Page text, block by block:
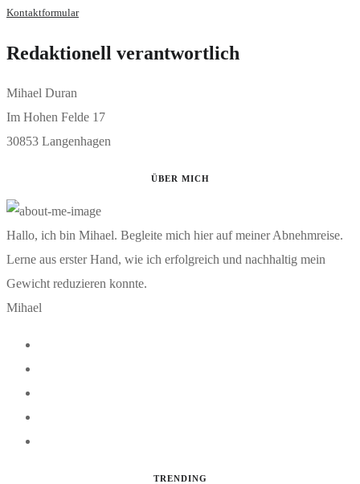
Kontaktformular
Redaktionell verantwortlich
Mihael Duran
Im Hohen Felde 17
30853 Langenhagen
ÜBER MICH
Hallo, ich bin Mihael. Begleite mich hier auf meiner Abnehmreise.
Lerne aus erster Hand, wie ich erfolgreich und nachhaltig mein
Gewicht reduzieren konnte.
Mihael
TRENDING